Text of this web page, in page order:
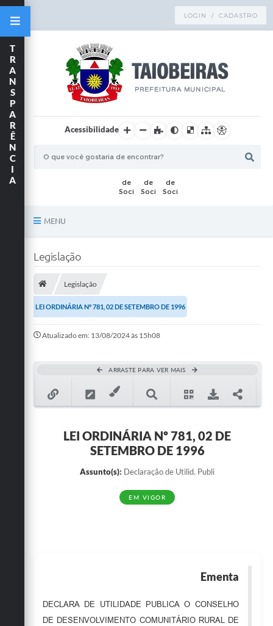
LOGIN / CADASTRO
Acessibilidade
MENU
Publicações
A Prefeitura
Ouvidoria
Legislação
Agenda
T
R
A
N
S
P
A
R
Ê
N
C
I
A
Legislação
Legislação
LEI ORDINÁRIA Nº 781, 02 DE SETEMBRO DE 1996
Atualizado em: 13/08/2024 às 15h08
ARRASTE PARA VER MAIS
LEI ORDINÁRIA Nº 781, 02 DE
SETEMBRO DE 1996
Assunto(s): Declaração de Utilid. Publi
EM VIGOR
Ementa
DECLARA DE UTILIDADE PUBLICA O CONSELHO
DE DESENVOLVIMENTO COMUNITÁRIO RURAL DE